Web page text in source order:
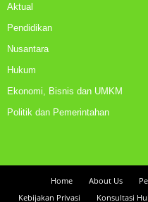
Aktual
Pendidikan
Nusantara
Hukum
Ekonomi, Bisnis dan UMKM
Politik dan Pemerintahan
Home About Us
Kebijakan Privasi
Konsultasi